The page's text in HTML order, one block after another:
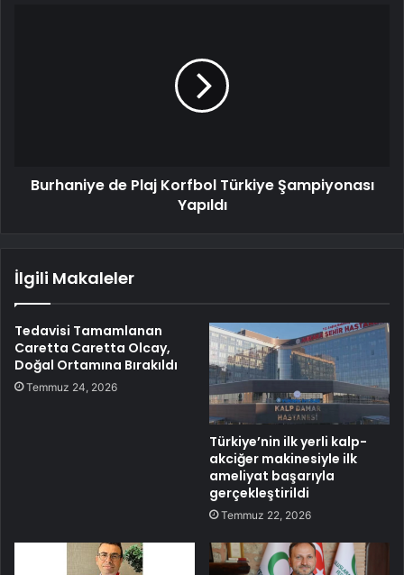
Burhaniye de Plaj Korfbol Türkiye Şampiyonası
Yapıldı
İlgili Makaleler
Tedavisi Tamamlanan
Caretta Caretta Olcay,
Doğal Ortamına Bırakıldı
Temmuz 24, 2026
Türkiye’nin ilk yerli kalp-
akciğer makinesiyle ilk
ameliyat başarıyla
gerçekleştirildi
Temmuz 22, 2026